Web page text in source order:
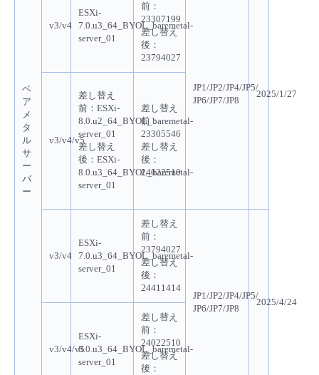
ベ
ア
メ
タ
ル
サ
ー
バ
ー
v3/v4
ESXi-
7.0.u3_64_BYOL_baremetal-
server_01
前：
23307199
差し替え
後：
23794027
JP1/JP2/JP4/JP5/
JP6/JP7/JP8
2025/1/27
v3/v4/v5
差し替え
前 ：ESXi-
8.0.u2_64_BYOL_baremetal-
server_01
差し替え
後 ：ESXi-
8.0.u3_64_BYOL_baremetal-
server_01
差し替え
前 ：
23305546
差し替え
後 ：
24022510
v3/v4
ESXi-
7.0.u3_64_BYOL_baremetal-
server_01
差し替え
前：
23794027
差し替え
後：
24411414
JP1/JP2/JP4/JP5/
JP6/JP7/JP8
2025/4/24
v3/v4/v5
ESXi-
8.0.u3_64_BYOL_baremetal-
server_01
差し替え
前：
24022510
差し替え
後：